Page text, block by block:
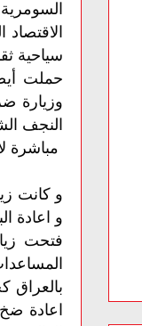
سياحية
حملت
وزيارة
النجف
مباشرة
و كانت
و اعادة
فتحت
اعادة